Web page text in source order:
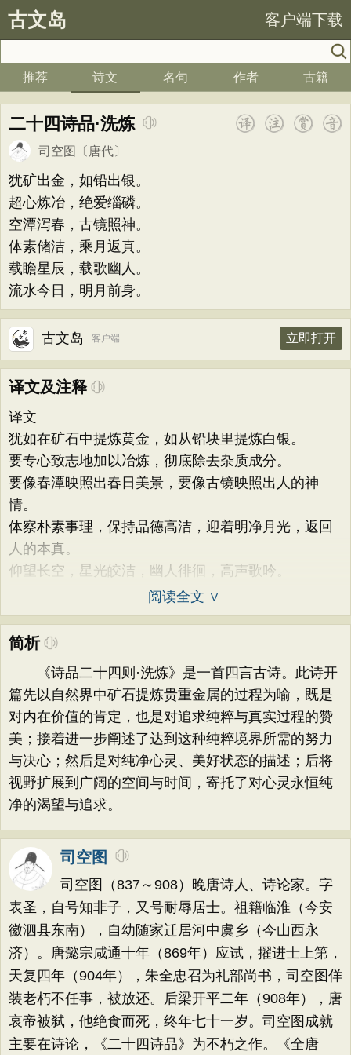
古文岛 客户端下载
推荐 诗文 名句 作者 古籍
二十四诗品·洗炼
司空图 〔唐代〕
犹矿出金，如铅出银。
超心炼冶，绝爱缁磷。
空潭泻春，古镜照神。
体素储洁，乘月返真。
载瞻星辰，载歌幽人。
流水今日，明月前身。
古文岛 客户端 立即打开
译文及注释
译文
犹如在矿石中提炼黄金，如从铅块里提炼白银。
要专心致志地加以冶炼，彻底除去杂质成分。
要像春潭映照出春日美景，要像古镜映照出人的神
情。
体察朴素事理，保持品德高洁，迎着明净月光，返回
人的本真。
仰望长空，星光皎洁，幽人徘徊，高声歌吟。
阅读全文 ∨
简析
《诗品二十四则·洗炼》是一首四言古诗。此诗开
篇先以自然界中矿石提炼贵重金属的过程为喻，既是
对内在价值的肯定，也是对追求纯粹与真实过程的赞
美；接着进一步阐述了达到这种纯粹境界所需的努力
与决心；然后是对纯净心灵、美好状态的描述；后将
视野扩展到广阔的空间与时间，寄托了对心灵永恒纯
净的渴望与追求。
司空图
司空图（837～908）晚唐诗人、诗论家。字
表圣，自号知非子，又号耐辱居士。祖籍临淮（今安
徽泗县东南），自幼随家迁居河中虞乡（今山西永
济）。唐懿宗咸通十年（869年）应试，擢进士上第，
天复四年（904年），朱全忠召为礼部尚书，司空图佯
装老朽不任事，被放还。后梁开平二年（908年），唐
哀帝被弑，他绝食而死，终年七十一岁。司空图成就
主要在诗论，《二十四诗品》为不朽之作。《全唐